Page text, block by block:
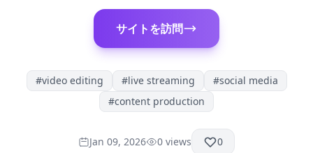
サイトを訪問
#video editing #live streaming #social media
#content production
Jan 09, 2026 0 views 0